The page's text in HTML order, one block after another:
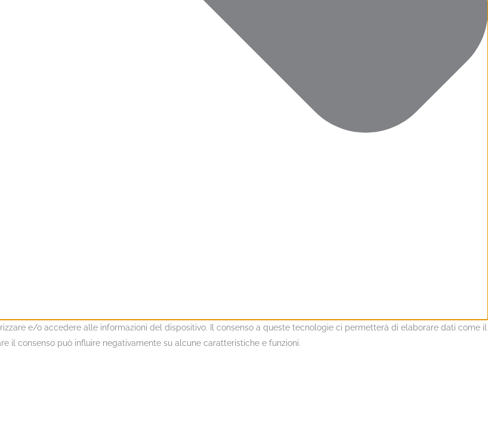
e/o accedere alle informazioni del dispositivo. Il consenso a queste tecnologie ci permetterà di elaborare dati come il
il consenso può influire negativamente su alcune caratteristiche e funzioni.